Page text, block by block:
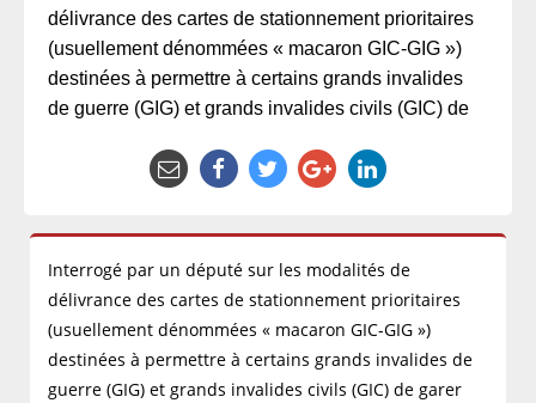
délivrance des cartes de stationnement prioritaires
(usuellement dénommées « macaron GIC-GIG »)
destinées à permettre à certains grands invalides
de guerre (GIG) et grands invalides civils (GIC) de
Interrogé par un député sur les modalités de
délivrance des cartes de stationnement prioritaires
(usuellement dénommées « macaron GIC-GIG »)
destinées à permettre à certains grands invalides de
guerre (GIG) et grands invalides civils (GIC) de garer